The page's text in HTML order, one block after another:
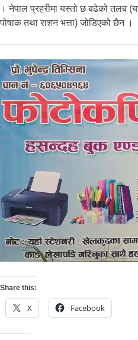
। नेपाल प्रहरीमा यस्तो छ बढेको तलब
पोषाक तथा राशन भत्ता) जोडिएको छैन ।
Share this:
X Facebook